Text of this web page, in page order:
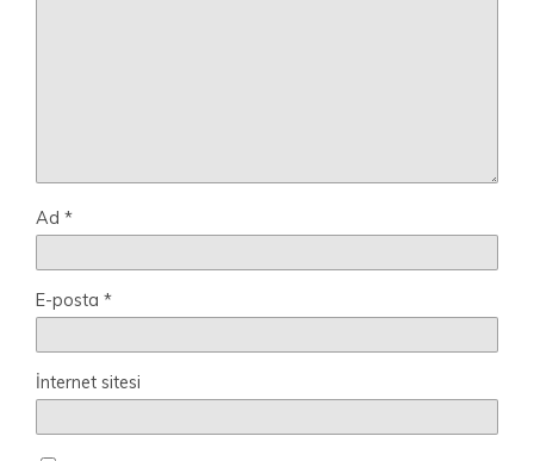
Ad *
E-posta *
İnternet sitesi